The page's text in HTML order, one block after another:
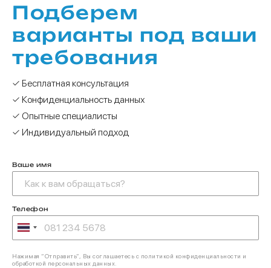
Подберем
варианты под ваши
требования
✓ Бесплатная консультация
✓ Конфиденциальность данных
✓ Опытные специалисты
✓ Индивидуальный подход
Ваше имя
Телефон
Нажимая “Отправить”, Вы соглашаетесь с политикой конфиденциальности и
обработкой персональных данных.